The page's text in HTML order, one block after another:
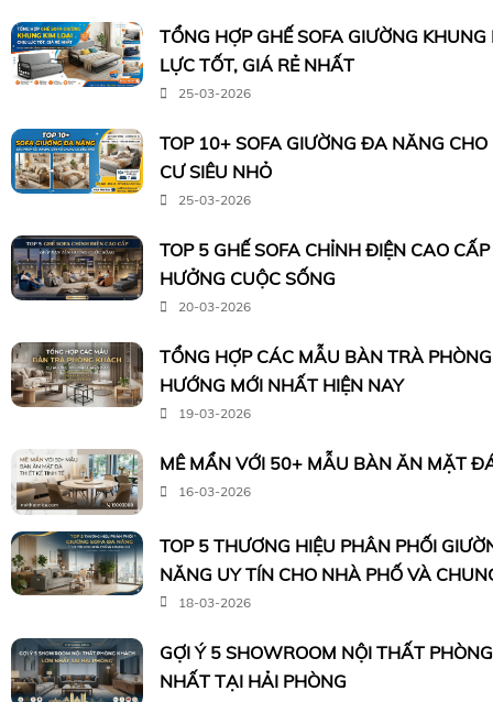
TỔNG HỢP GHẾ SOFA GIƯỜNG
LỰC TỐT, GIÁ RẺ NHẤT
25-03-2026
TOP 10+ SOFA GIƯỜNG ĐA NĂNG
CƯ SIÊU NHỎ
25-03-2026
TOP 5 GHẾ SOFA CHỈNH ĐIỆN CAO
HƯỞNG CUỘC SỐNG
20-03-2026
TỔNG HỢP CÁC MẪU BÀN TRÀ
HƯỚNG MỚI NHẤT HIỆN NAY
19-03-2026
MÊ MẨN VỚI 50+ MẪU BÀN ĂN MẶT
16-03-2026
TOP 5 THƯƠNG HIỆU PHÂN PHỐI
NĂNG UY TÍN CHO NHÀ PHỐ VÀ
18-03-2026
GỢI Ý 5 SHOWROOM NỘI THẤT
NHẤT TẠI HẢI PHÒNG